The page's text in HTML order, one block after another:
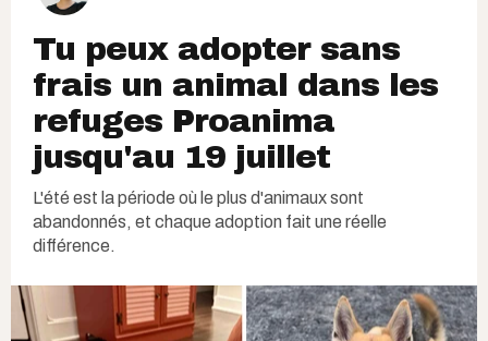
Tu peux adopter sans
frais un animal dans les
refuges Proanima
jusqu'au 19 juillet
L'été est la période où le plus d'animaux sont
abandonnés, et chaque adoption fait une réelle
différence.